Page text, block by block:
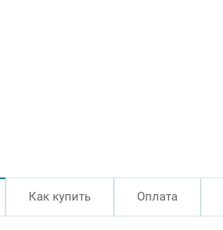
Как купить Оплата